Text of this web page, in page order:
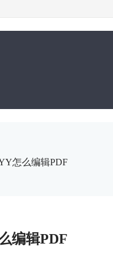
怎么编辑PDF
编辑PDF